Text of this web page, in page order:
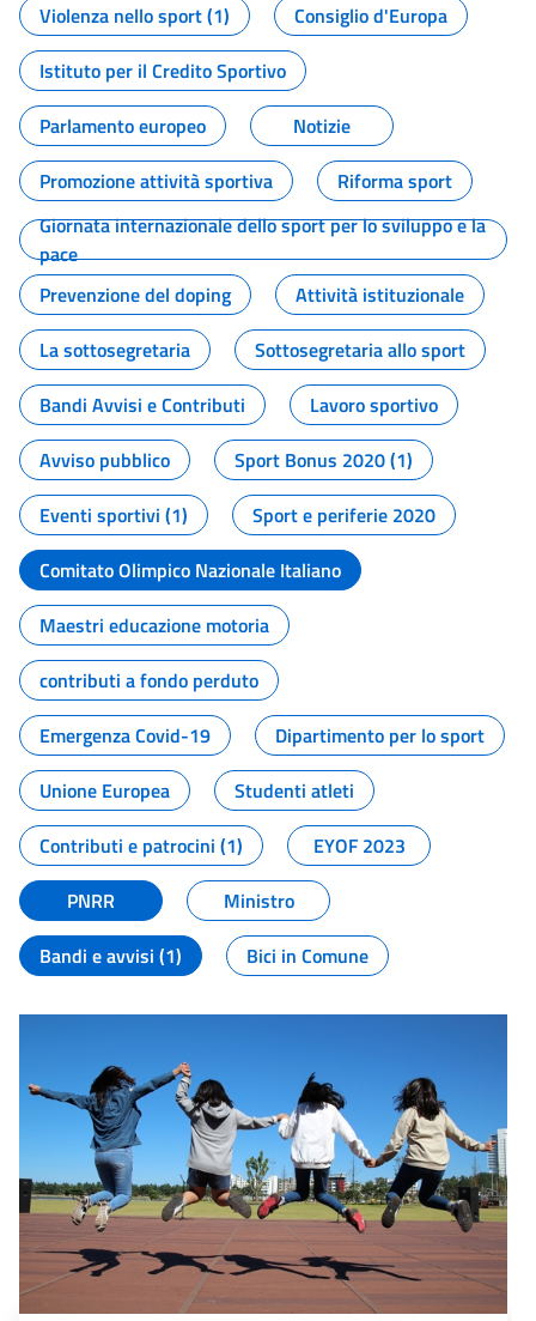
Violenza nello sport (1)
Consiglio d'Europa
Istituto per il Credito Sportivo
Parlamento europeo
Notizie
Promozione attività sportiva
Riforma sport
Giornata internazionale dello sport per lo sviluppo e la
pace
Prevenzione del doping
Attività istituzionale
La sottosegretaria
Sottosegretaria allo sport
Bandi Avvisi e Contributi
Lavoro sportivo
Avviso pubblico
Sport Bonus 2020 (1)
Eventi sportivi (1)
Sport e periferie 2020
Comitato Olimpico Nazionale Italiano
Maestri educazione motoria
contributi a fondo perduto
Emergenza Covid-19
Dipartimento per lo sport
Unione Europea
Studenti atleti
Contributi e patrocini (1)
EYOF 2023
PNRR
Ministro
Bandi e avvisi (1)
Bici in Comune